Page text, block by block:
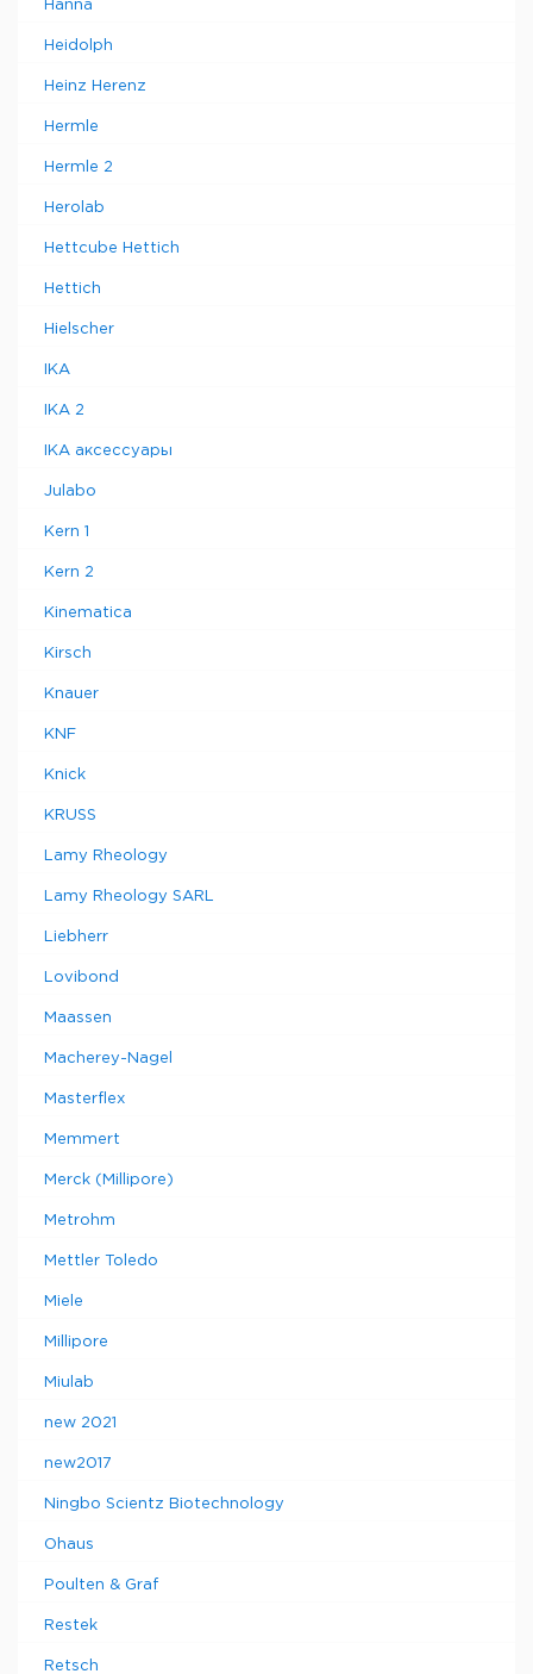
Hanna
Heidolph
Heinz Herenz
Hermle
Hermle 2
Herolab
Hettcube Hettich
Hettich
Hielscher
IKA
IKA 2
IKA аксессуары
Julabo
Kern 1
Kern 2
Kinematica
Kirsch
Knauer
KNF
Knick
KRUSS
Lamy Rheology
Lamy Rheology SARL
Liebherr
Lovibond
Maassen
Macherey-Nagel
Masterflex
Memmert
Merck (Millipore)
Metrohm
Mettler Toledo
Miele
Millipore
Miulab
new 2021
new2017
Ningbo Scientz Biotechnology
Ohaus
Poulten & Graf
Restek
Retsch